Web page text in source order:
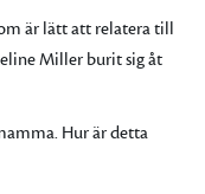
är lätt att relatera till
Miller burit sig åt
Hur är detta